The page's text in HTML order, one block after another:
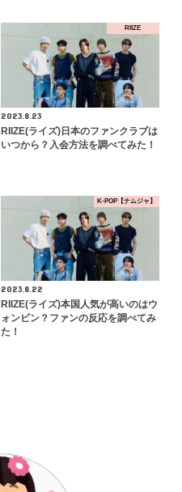
RIIZE
2023.8.23
RIIZE(ライズ)日本のファンクラブは
いつから？入会方法を調べてみた！
K-POP【ナムジャ】
2023.8.22
RIIZE(ライズ)本国人気が高いのはウ
ォンビン？ファンの反応を調べてみ
た！